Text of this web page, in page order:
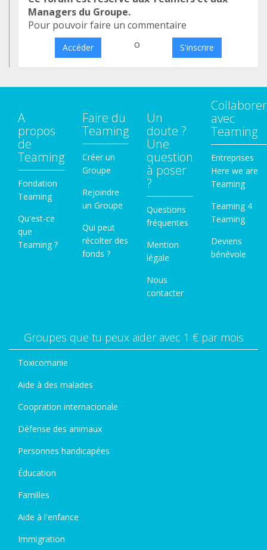
Managers du Groupe.
Pour pouvoir faire un commentaire
Accéder o S'inscrire
A
propos
de
Teaming
Fondation
Teaming
Qu'est-ce
que
Teaming ?
Faire du
Teaming
Créer un
Groupe
Rejoindre
un Groupe
Qui peut
récolter des
fonds ?
Un
doute ?
Une
question
à poser
?
Questions
fréquentes
Mention
légale
Nous
contacter
Collaborer
avec
Teaming
Entreprises
Here we are
Teaming
Teaming 4
Teaming
Deviens
bénévole
Groupes que tu peux aider avec 1 € par mois
Toxicomanie
Aide à des malades
Coopration internacionale
Défense des animaux
Personnes handicapées
Éducation
Familles
Aide à l'enfance
Immigration